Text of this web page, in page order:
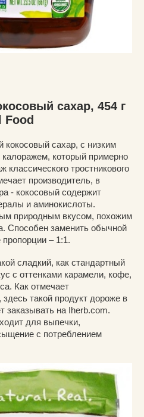
сахар, 454 г
Food
сахар, с низким
который примерно
классического тростникового
производитель, в
- кокосовый содержит
и аминокислоты.
природным вкусом, похожим
Способен заменить обычной
– 1:1.
сладкий, как стандартный
с оттенками карамели, кофе,
Как отмечает
такой продукт дороже в
заказывать на Iherb.com.
для выпечки,
с потреблением